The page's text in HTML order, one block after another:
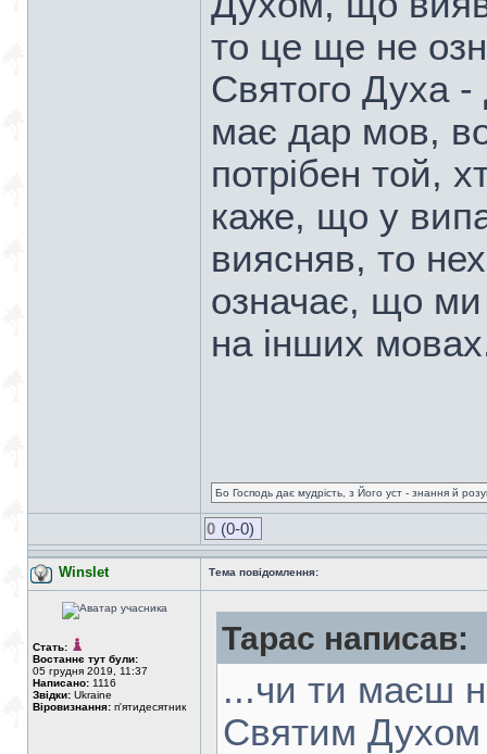
то це ще не
Святого Духа
має дар мов,
потрібен той,
каже, що у
виясняв, то
означає, що
на інших
Бо Господь дає мудрість, з Його уст - знання й
0 (0-0)
Winslet Тема повідомлення:
Стать:
Востаннє тут були:
05 грудня 2019, 11:37
Написано: 1116
Звідки: Ukraine
Віровизнання: п'ятидесятник
Тарас написав:
...чи ти маєш
Святим Духом